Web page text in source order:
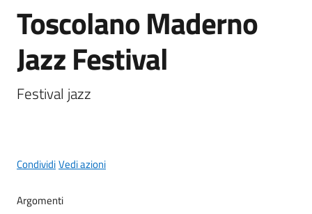
Amministrazione
Novità
Servizi
Maderno
Menu selezionato
Salta al contenuto
Toscolano Maderno
Jazz Festival
Festival jazz
CondividiVedi azioni
Argomenti